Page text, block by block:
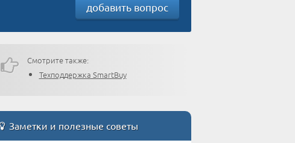
добавить вопрос
Смотрите также:
Техподдержка SmartBuy
Заметки и полезные советы